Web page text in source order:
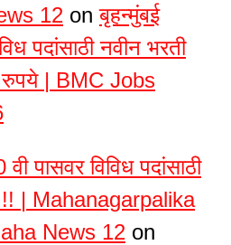
12 onबृहन्मुंबई
पदांसाठी नवीन भरती
| BMC Jobs
पासवर विविध पदांसाठी
!! | Mahanagarpalika
News 12 on